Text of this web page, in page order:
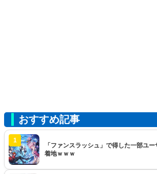
おすすめ記事
1
「ファンスラッシュ」で得した一部ユ
着地ｗｗｗ